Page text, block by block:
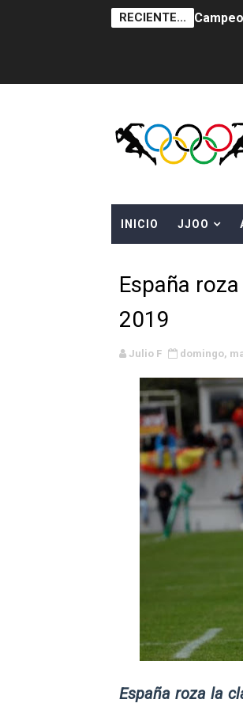
RECIENTE...
Tour
Canadá
WWE
EFA y
Raquel
INICIO JJOO
España
2019
Julio F domingo,
España roza la